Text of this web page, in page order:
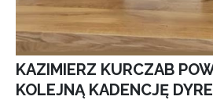
KAZIMIERZ KURCZAB
KOLEJNĄ KADENCJĘ